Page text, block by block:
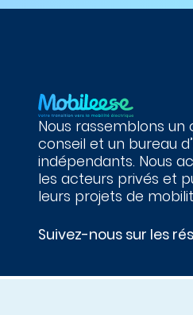
Nous rassemblons un
conseil et un bureau
indépendants. Nous
les acteurs privés et
leurs projets de
Suivez-nous sur les